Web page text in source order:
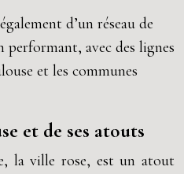
d’un réseau de
avec des lignes
et les communes
et de ses atouts
la ville rose, est un atout